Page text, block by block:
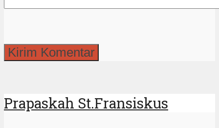
Prapaskah St.Fransiskus